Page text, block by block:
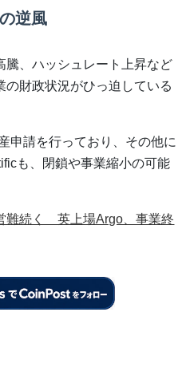
逆風
騰、ハッシュレート上昇など
財政状況がひっ迫している
申請を行っており、その他に
も、閉鎖や事業縮小の可能
難続く 英上場Argo、事業終